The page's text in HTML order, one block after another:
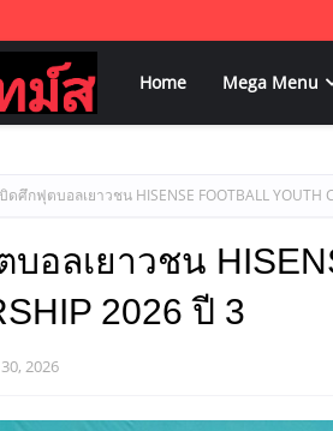
Home Mega Menu
บิดศึกฟุตบอลเยาวชน HISENSE FOOTBALL YOUTH
บอลเยาวชน
2026 ปี 3
2026